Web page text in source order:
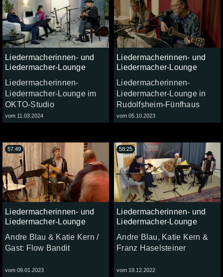
Liedermacherinnen- und
Liedermacher-Lounge
Liedermacherinnen-
Liedermacher-Lounge im
OKTO-Studio
vom 11.03.2024
Liedermacherinnen- und
Liedermacher-Lounge
Liedermacherinnen-
Liedermacher-Lounge in
Rudolfsheim-Fünfhaus
vom 05.10.2023
Liedermacherinnen- und
Liedermacher-Lounge
Andre Blau & Katie Kern /
Gast: Flow Bandit
vom 09.01.2023
57:49
Liedermacherinnen- und
Liedermacher-Lounge
Andre Blau, Katie Kern &
Franz Haselsteiner
vom 19.12.2022
58:25